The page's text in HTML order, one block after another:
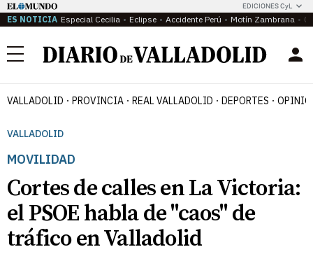
EDICIONES CyL
ES NOTICIA Especial Cecilia Eclipse Accidente Perú Motín Zambrana
Menú
VALLADOLID PROVINCIA REAL VALLADOLID DEPORTES
VALLADOLID
MOVILIDAD
Cortes de calles en La Victoria:
el PSOE habla de "caos" de
tráfico en Valladolid